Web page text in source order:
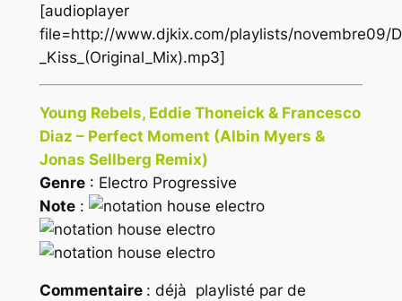
[audioplayer
file=http://www.djkix.com/playlists/novembre09/
_Kiss_(Original_Mix).mp3]
Young Rebels, Eddie Thoneick & Francesco
Diaz – Perfect Moment (Albin Myers &
Jonas Sellberg Remix)
Genre: Electro Progressive
Note:
Commentaire : déjà playlisté par de